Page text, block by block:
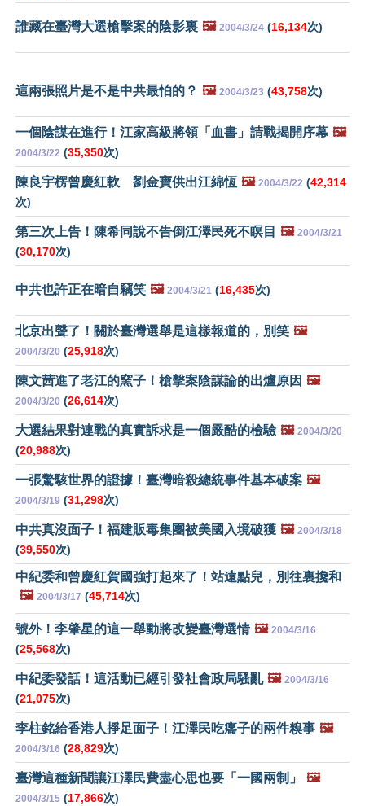
誰藏在臺灣大選槍擊案的陰影裏 🖼️ 2004/3/24 (16,134次)
這兩張照片是不是中共最怕的？ 🖼️ 2004/3/23 (43,758次)
一個陰謀在進行！江家高級將領「血書」請戰揭開序幕 🖼️
2004/3/22 (35,350次)
陳良宇楞曾慶紅軟 劉金寶供出江綿恆 🖼️ 2004/3/22 (42,314
次)
第三次上告！陳希同說不告倒江澤民死不瞑目 🖼️ 2004/3/21
(30,170次)
中共也許正在暗自竊笑 🖼️ 2004/3/21 (16,435次)
北京出聲了！關於臺灣選舉是這樣報道的，別笑 🖼️
2004/3/20 (25,918次)
陳文茜進了老江的窯子！槍擊案陰謀論的出爐原因 🖼️
2004/3/20 (26,614次)
大選結果對連戰的真實訴求是一個嚴酷的檢驗 🖼️ 2004/3/20
(20,988次)
一張驚駭世界的證據！臺灣暗殺總統事件基本破案 🖼️
2004/3/19 (31,298次)
中共真沒面子！福建販毒集團被美國入境破獲 🖼️ 2004/3/18
(39,550次)
中紀委和曾慶紅賀國強打起來了！站遠點兒，別往裏攙和
🖼️ 2004/3/17 (45,714次)
號外！李肇星的這一舉動將改變臺灣選情 🖼️ 2004/3/16
(25,568次)
中紀委發話！這活動已經引發社會政局騷亂 🖼️ 2004/3/16
(21,075次)
李柱銘給香港人掙足面子！江澤民吃癟子的兩件糗事 🖼️
2004/3/16 (28,829次)
臺灣這種新聞讓江澤民費盡心思也要「一國兩制」 🖼️
2004/3/15 (17,866次)